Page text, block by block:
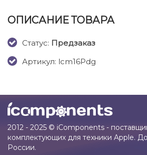
ОПИСАНИЕ ТОВАРА
Cтатус: Предзаказ
Артикул: lcm16Pdg
2012 - 2025 © iComponents -
комплектующих для техники Apple.
России.